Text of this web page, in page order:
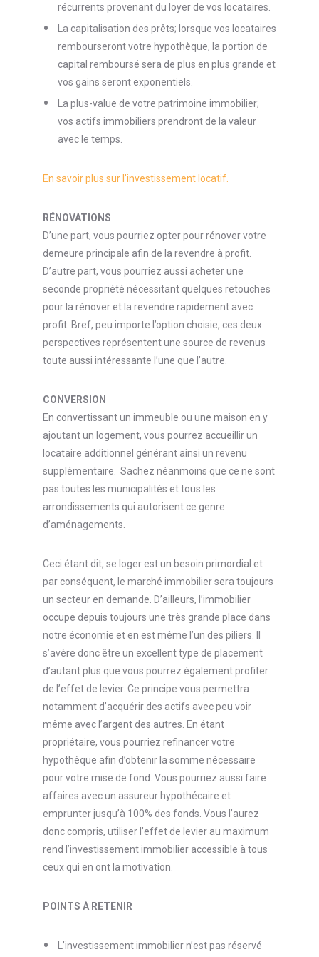
récurrents provenant du loyer de vos locataires.
La capitalisation des prêts; lorsque vos locataires
rembourseront votre hypothèque, la portion de
capital remboursé sera de plus en plus grande et
vos gains seront exponentiels.
La plus-value de votre patrimoine immobilier;
vos actifs immobiliers prendront de la valeur
avec le temps.
En savoir plus sur l’investissement locatif.
RÉNOVATIONS
D’une part, vous pourriez opter pour rénover votre
demeure principale afin de la revendre à profit.
D’autre part, vous pourriez aussi acheter une
seconde propriété nécessitant quelques retouches
pour la rénover et la revendre rapidement avec
profit. Bref, peu importe l’option choisie, ces deux
perspectives représentent une source de revenus
toute aussi intéressante l’une que l’autre.
CONVERSION
En convertissant un immeuble ou une maison en y
ajoutant un logement, vous pourrez accueillir un
locataire additionnel générant ainsi un revenu
supplémentaire. Sachez néanmoins que ce ne sont
pas toutes les municipalités et tous les
arrondissements qui autorisent ce genre
d’aménagements.
Ceci étant dit, se loger est un besoin primordial et
par conséquent, le marché immobilier sera toujours
un secteur en demande. D’ailleurs, l’immobilier
occupe depuis toujours une très grande place dans
notre économie et en est même l’un des piliers. Il
s’avère donc être un excellent type de placement
d’autant plus que vous pourrez également profiter
de l’effet de levier. Ce principe vous permettra
notamment d’acquérir des actifs avec peu voir
même avec l’argent des autres. En étant
propriétaire, vous pourriez refinancer votre
hypothèque afin d’obtenir la somme nécessaire
pour votre mise de fond. Vous pourriez aussi faire
affaires avec un assureur hypothécaire et
emprunter jusqu’à 100% des fonds. Vous l’aurez
donc compris, utiliser l’effet de levier au maximum
rend l’investissement immobilier accessible à tous
ceux qui en ont la motivation.
POINTS À RETENIR
L’investissement immobilier n’est pas réservé